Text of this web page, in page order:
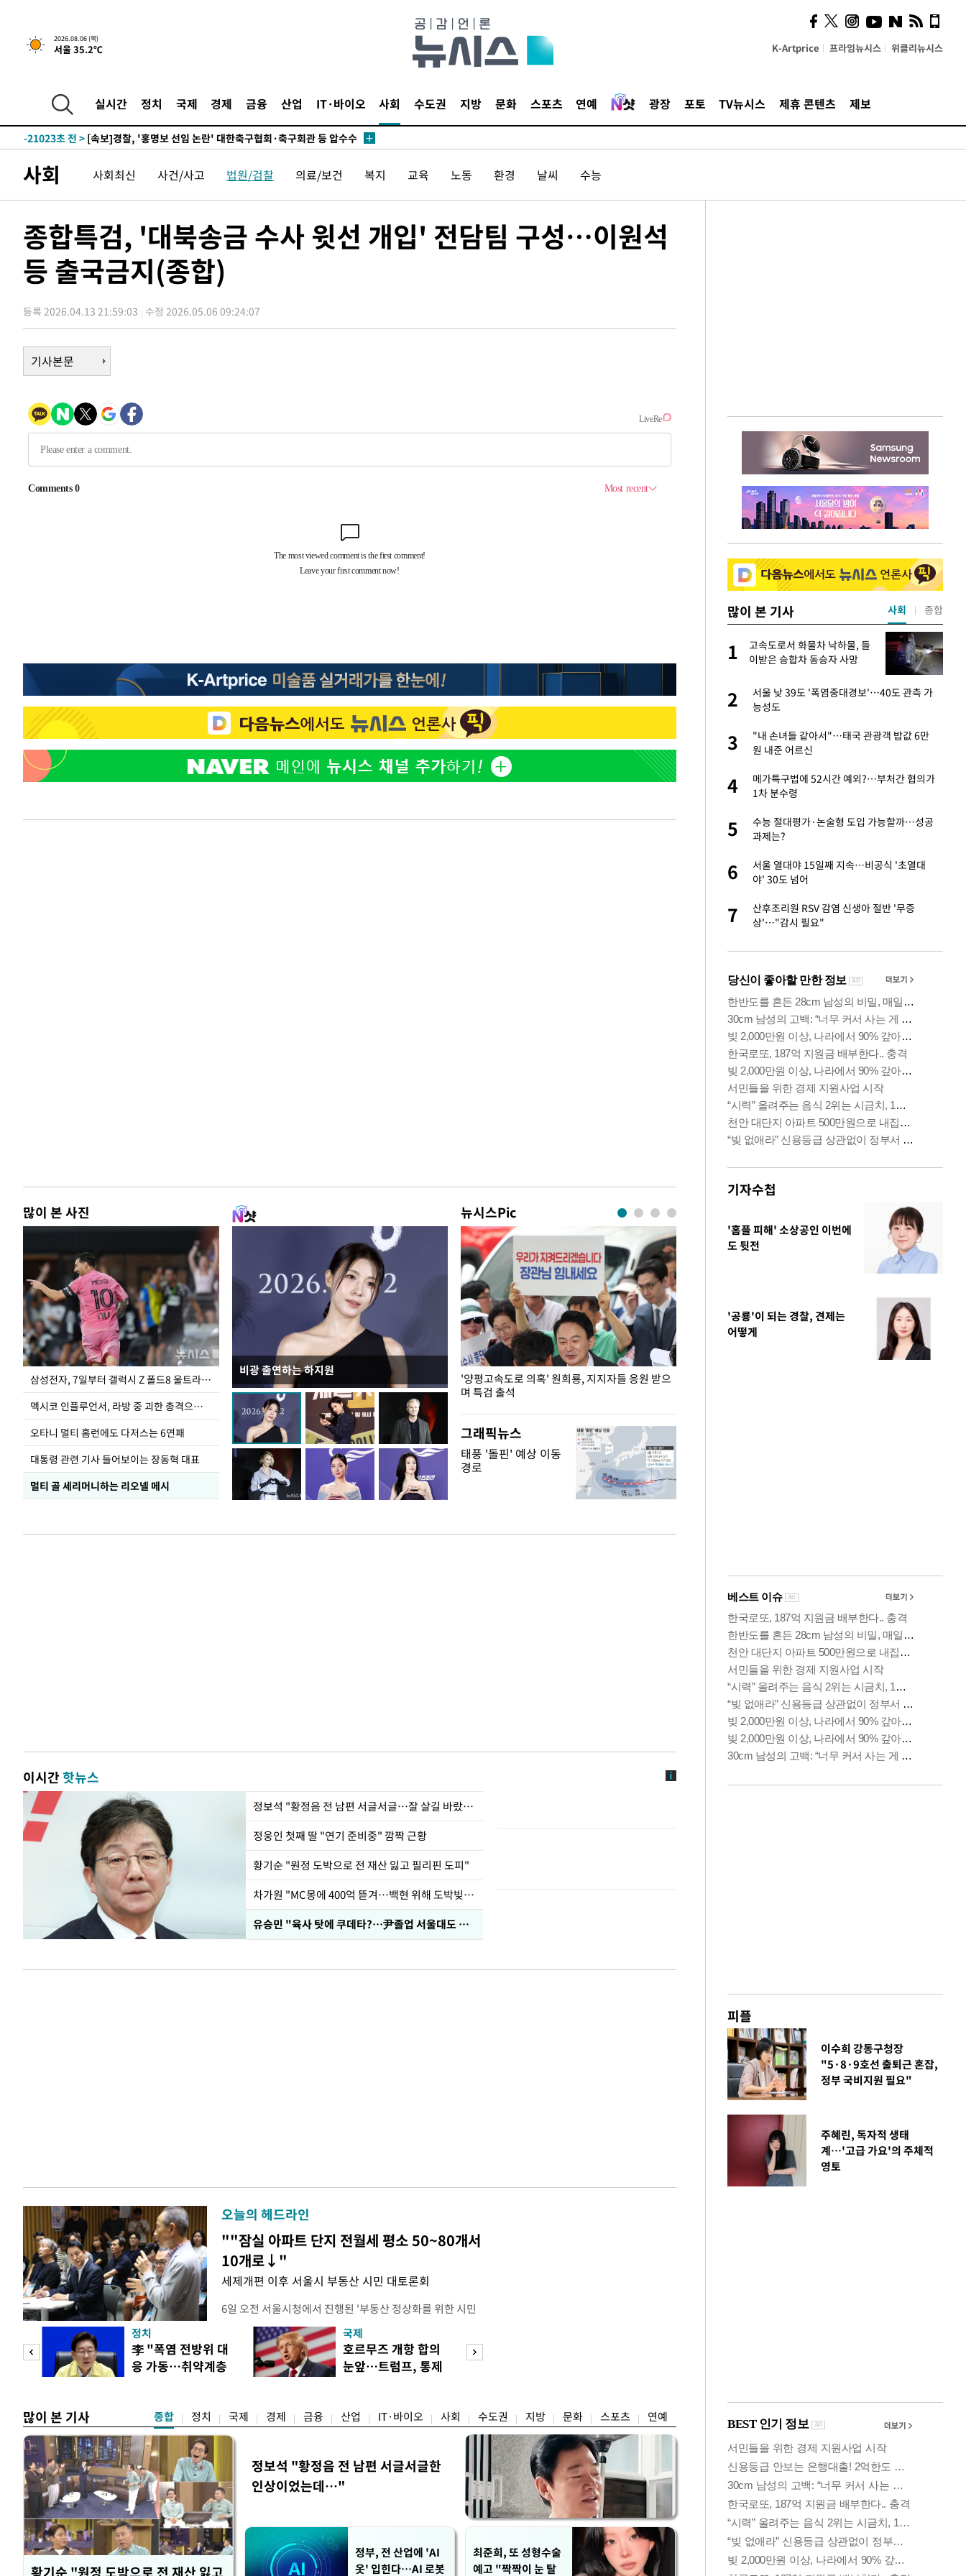
2026.08.06 (목)
서울 35.2℃ K-Artprice 프라임뉴시스 위클리뉴시스
실시간 정치 국제 경제 금융 산업 IT·바이오 사회 수도권 지방 문화 스포츠 연예 광장 포토 TV뉴시스 제휴 콘텐츠 제보
-26191초 전 >내일까지 39도 '펄펄'…기상청 "태풍 지나며 폭염 잠시 꺾인다"
-22326초 전 >
[속보]산업장관 "李정부, 원전 반대 안해…안정 전력 위해 불가피"
-21023초 전 >[속보]경찰, '홍명보 선임 논란' 대한축구협회·축구회관 등 압수수
색
-20410초 전 > [속보]산업장관 "美무역법 제301조 과잉생산 결과 발표 8월 중 예
-20203초 전 >
-19475초 전 >
[속보]전남광주 초대 시민추천 부시장에 백승주·윤난실
-17036초 전 >서울 열대야 15일째 지속…비공식 '초열대야' 30도 넘어
-15603초 전 >[속보]코스닥, 2.15포인트(0.27%) 내린 797.44 출발
-15586초 전 >[속보]코스피, 119.51포인트(1.81%) 내린 6478.75 개장
-12033초 전 >6월 경상수지 497.3억 달러…두 달 연속 사상 최대
-11984초 전 >서울 낮 39도 '폭염중대경보'…40도 관측 가능성도
[속보] 호르무즈 해협 이란-오만 협상 기대속 뉴욕증시 혼조 마감 다
2분 전 >[속보] 이란 대통령 "지금 최고지도자와 소통하기가 매우 어려워" 취임 3
년 인터뷰
4시간 전 >[속보] "이란-오만, 호르무즈 해협 통행 항로 합의" 이란 외무부 대변인
-25828초 전 >트럼프, 한국계 진보 주지사 후보 맹공…"공산주의가 최대 위협"
-25806초 전 >"美간섭에 합의 지연"…트럼프, '이란 호르무즈 통제권' 수용할까
-22326초 전 >
[속보]산업장관 "李정부, 원전 반대 안해…안정 전력 위해 불가피"
-21023초 전 >[속보]경찰, '홍명보 선임 논란' 대한축구협회·축구회관 등 압수수
색
-20410초 전 >
[속보]코스닥, 2.15포인트(0.27%) 내린 797.44 출발
-1519초 전 >[속보] 호르무즈 해협 이란-오만 협상 기대속 뉴욕증시 혼조 마감 다
우 0.49%↑
2분 전 >
[속보] 이란 대통령 "지금 최고지도자와 소통하기가 매우 어려워" 취임 3
4시간 전 >[속보] "이란-오만, 호르무즈 해협 통행 항로 합의" 이란 외무부 대변인
사회 사회최신 사건/사고 법원/검찰 의료/보건 복지 교육 노동 환경 날씨 수능
종합특검, '대북송금 수사 윗선 개입' 전담팀 구성…이원석
등 출국금지(종합)
등록 2026.04.13 21:59:03 수정 2026.05.06 09:24:07
기사본문
많이 본 사진
삼성전자, 7일부터 갤럭시 Z 폴드8 울트라·폴드8·플립8 출시
멕시코 인플루언서, 라방 중 괴한 총격으로 사망
오타니 멀티 홈런에도 다저스는 6연패
대통령 관련 기사 들어보이는 장동혁 대표
멀티 골 세리머니하는 리오넬 메시
비광 출연하는 하지원
뉴시스Pic
이재명 대통령, "수사·기소 분리 관련 대비책 최
선 다해 강구해야"
'양평고속도로 의혹' 원희룡, 지지자들 응원 받으
며 특검 출석
그래픽뉴스
태풍 '돌핀' 예상 이동
경로
이시간핫뉴스
정보석 "황정음 전 남편 서글서글…잘 살길 바랐는데"
정웅인 첫째 딸 "연기 준비중" 깜짝 근황
황기순 "원정 도박으로 전 재산 잃고 필리핀 도피"
차가원 "MC몽에 400억 뜯겨…백현 위해 도박빚 갚아줘"
유승민 "육사 탓에 쿠데타?…尹졸업 서울대도 없애나"
오늘의 헤드라인
""잠실 아파트 단지 전월세 평소 50~80개서
10개로↓"
세제개편 이후 서울시 부동산 시민 대토론회
6일 오전 서울시청에서 진행된 '부동산 정상화를 위한 시민
대토론회'에서는 정부의 세제개편안에 대한 불만과 지적이
이어졌다. 이날 토론회에는 보유 주택에 거주하지 않는 1주
택자와 무주택 청년, 민간임대사업자 등 시민과 전문가, 크
리에이터 등 50여 명이 참석했다. 잠실에서 21년째 공인중
택
정치
李 "폭염 전방위 대
응 가동…취약계층
국제
호르무즈 개항 합의
눈앞…트럼프, 통제
많이 본 기사 종합 정치 국제 경제 금융 산업 IT·바이오 사회 수도권 지방 문화 스포츠 연예
황기순 "원정 도박으로 전 재산 잃고
정보석 "황정음 전 남편 서글서글한
인상이었는데…"
정부, 전 산업에 'AI
옷' 입힌다…AI 로봇
최준희, 또 성형수술
예고 "짝짝이 눈 탈
많이 본 기사
2
정보석 "황정음 전 남편 서글서글한 인상이
었는데…"
3
정부, 전 산업에 'AI 옷' 입힌다…AI 로봇 연
1000대 보급 추진
4 최준희, 또 성형수술 예고 "짝짝이 눈 탈출"
5 바다, 워터밤 공개저격 "말이 안 된다"
1
고속도로서 화물차 낙하물, 들
이받은 승합차 동승자 사망
2
서울 낮 39도 '폭염중대경보'…40도 관측 가
능성도
3
"내 손녀들 같아서"…태국 관광객 밥값 6만
원 내준 어르신
4
메가특구법에 52시간 예외?…부처간 협의가
1차 분수령
5
수능 절대평가·논술형 도입 가능할까…성공
과제는?
6
서울 열대야 15일째 지속…비공식 '초열대
야' 30도 넘어
7
산후조리원 RSV 감염 신생아 절반 '무증
상'…"감시 필요"
사회 종합
기자수첩
'홈플 피해' 소상공인 이번에
도 뒷전
'공룡'이 되는 경찰, 견제는
어떻게
피플
이수희 강동구청장
"5·8·9호선 출퇴근 혼잡,
정부 국비지원 필요"
주혜린, 독자적 생태
계…'고급 가요'의 주체적
영토